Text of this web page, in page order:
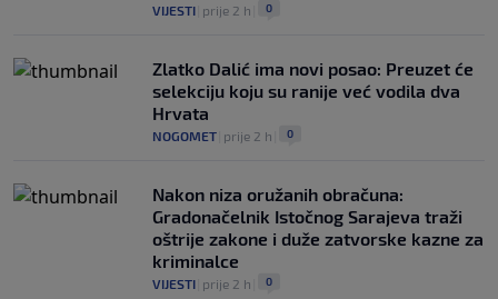
VIJESTI prije 2 h 0
Zlatko Dalić ima novi posao: Preuzet će
selekciju koju su ranije već vodila dva
Hrvata
NOGOMET prije 2 h 0
Nakon niza oružanih obračuna:
Gradonačelnik Istočnog Sarajeva traži
oštrije zakone i duže zatvorske kazne za
kriminalce
VIJESTI prije 2 h 0